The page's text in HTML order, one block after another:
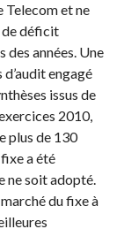
et ne
de déficit
années. Une
engagé
issus de
2010,
plus de 130
a été
ne soit adopté.
du fixe à